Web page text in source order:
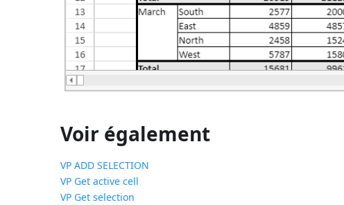
Voir également
VP ADD SELECTION
VP Get active cell
VP Get selection